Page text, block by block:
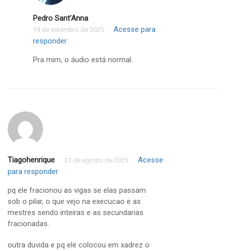
Pedro Sant'Anna
19 de setembro de 2025
Acesse para
responder
Pra mim, o áudio está normal.
Tiagohenrique 21 de agosto de 2025
Acesse
para responder
pq ele fracionou as vigas se elas passam
sob o pilar, o que vejo na execucao e as
mestres sendo inteiras e as secundarias
fracionadas.
outra duvida e pq ele colocou em xadrez o